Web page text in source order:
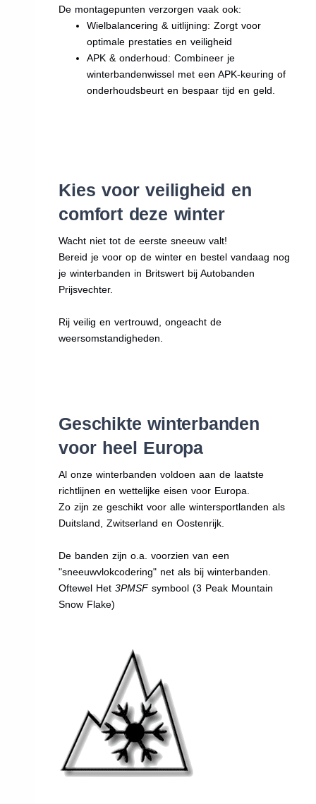
De montagepunten verzorgen vaak ook:
Wielbalancering & uitlijning: Zorgt voor
optimale prestaties en veiligheid
APK & onderhoud: Combineer je
winterbandenwissel met een APK-keuring of
onderhoudsbeurt en bespaar tijd en geld.
Kies voor veiligheid en
comfort deze winter
Wacht niet tot de eerste sneeuw valt!
Bereid je voor op de winter en bestel vandaag nog
je winterbanden in Britswert bij Autobanden
Prijsvechter.
Rij veilig en vertrouwd, ongeacht de
weersomstandigheden.
Geschikte winterbanden
voor heel Europa
Al onze winterbanden voldoen aan de laatste
richtlijnen en wettelijke eisen voor Europa.
Zo zijn ze geschikt voor alle wintersportlanden als
Duitsland, Zwitserland en Oostenrijk.
De banden zijn o.a. voorzien van een
"sneeuwvlokcodering" net als bij winterbanden.
Oftewel Het3PMSFsymbool (3 Peak Mountain
Snow Flake)